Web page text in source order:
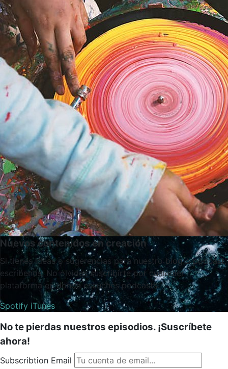
Nuevos contenidos en creación
Si tienes ideas o sugerencias para nuestro blog o podcast,
escríbenos. No olvides suscribirte por cualquier
plataforma en donde escuches podcasts.
Spotify iTunes
No te pierdas nuestros episodios. ¡Suscríbete
ahora!
Subscribtion Email